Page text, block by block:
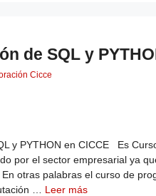
de SQL y
Cicce
y PYTHON en CICCE Es
por el sector empresarial ya
otras palabras el curso de
… Leer más